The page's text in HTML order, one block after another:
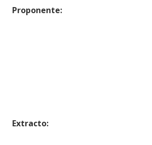
Proponente:
Extracto: